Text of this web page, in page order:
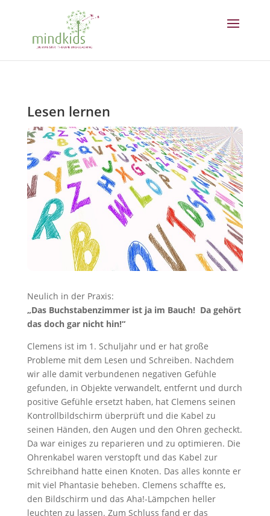
Lesen lernen
Neulich in der Praxis:
„Das Buchstabenzimmer ist ja im Bauch! Da gehört
das doch gar nicht hin!“
Clemens ist im 1. Schuljahr und er hat große
Probleme mit dem Lesen und Schreiben. Nachdem
wir alle damit verbundenen negativen Gefühle
gefunden, in Objekte verwandelt, entfernt und durch
positive Gefühle ersetzt haben, hat Clemens seinen
Kontrollbildschirm überprüft und die Kabel zu
seinen Händen, den Augen und den Ohren gecheckt.
Da war einiges zu reparieren und zu optimieren. Die
Ohrenkabel waren verstopft und das Kabel zur
Schreibhand hatte einen Knoten. Das alles konnte er
mit viel Phantasie beheben. Clemens schaffte es,
den Bildschirm und das Aha!-Lämpchen heller
leuchten zu lassen. Zum Schluss fand er das